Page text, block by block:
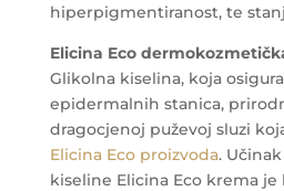
hiperpigmentiranost, te
Elicina Eco
Glikolna kiselina, koja
epidermalnih stanica,
dragocjenoj puževoj sluzi
Elicina Eco proizvoda.
kiseline Elicina Eco krema